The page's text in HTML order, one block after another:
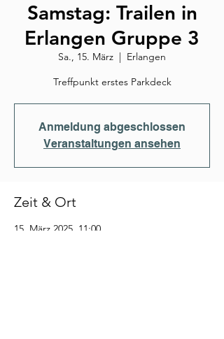
Samstag: Trailen in
Erlangen Gruppe 3
Sa., 15. März
  |
Erlangen
Treffpunkt erstes Parkdeck
Anmeldung abgeschlossen
Veranstaltungen ansehen
Zeit & Ort
15. März 2025, 11:00